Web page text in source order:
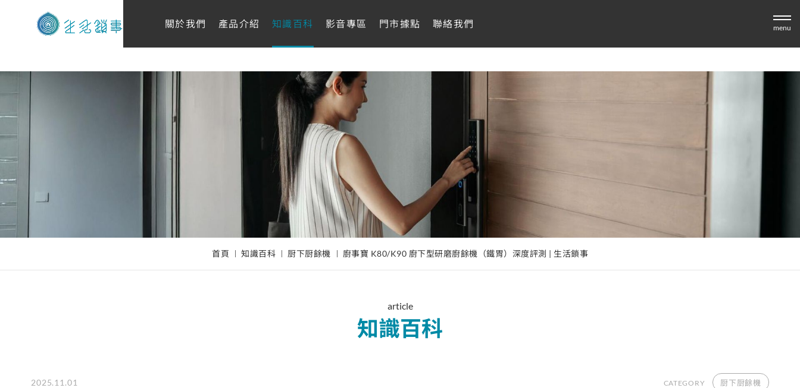
關於我們 產品介紹 知識百科 影音專區 門市據點 聯絡我們 menu
首頁 知識百科 厨下厨餘機 廚事寶 K80/K90 廚下型研磨廚餘機（鐵胃）深度評測 | 生活鎖事
article
知識百科
2025.11.01 CATEGORY 厨下厨餘機